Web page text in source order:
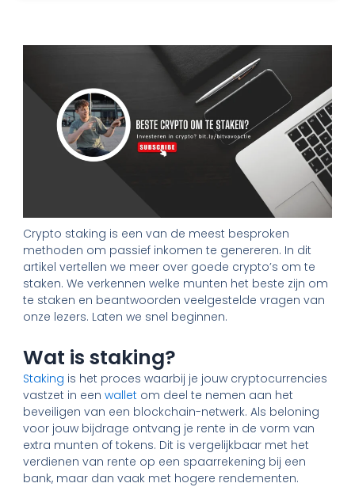
Crypto staking is een van de meest besproken
methoden om passief inkomen te genereren. In dit
artikel vertellen we meer over goede crypto’s om te
staken. We verkennen welke munten het beste zijn om
te staken en beantwoorden veelgestelde vragen van
onze lezers. Laten we snel beginnen.
Wat is staking?
Staking is het proces waarbij je jouw cryptocurrencies
vastzet in eenwallet om deel te nemen aan het
beveiligen van een blockchain-netwerk. Als beloning
voor jouw bijdrage ontvang je rente in de vorm van
extra munten of tokens. Dit is vergelijkbaar met het
verdienen van rente op een spaarrekening bij een
bank, maar dan vaak met hogere rendementen.